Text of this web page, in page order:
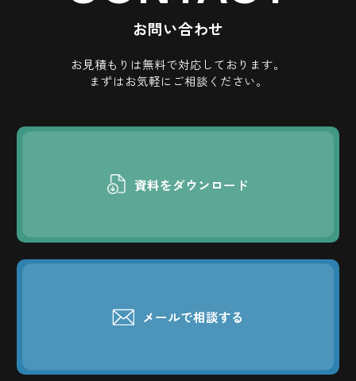
お問い合わせ
お見積もりは無料で対応しております。
まずはお気軽にご相談ください。
資料をダウンロード
メールで相談する